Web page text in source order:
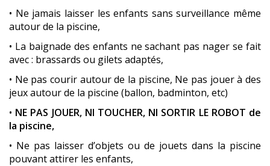
• Ne jamais laisser les enfants sans surveillance même
autour de la piscine,
• La baignade des enfants ne sachant pas nager se fait
avec : brassards ou gilets adaptés,
• Ne pas courir autour de la piscine, Ne pas jouer à des
jeux autour de la piscine (ballon, badminton, etc)
• NE PAS JOUER, NI TOUCHER, NI SORTIR LE ROBOT de
la piscine,
• Ne pas laisser d’objets ou de jouets dans la piscine
pouvant attirer les enfants,